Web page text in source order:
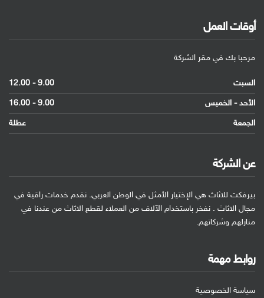
أوقات العمل
مرحبا بك في مقر الشركة
السبت
9.00 - 12.00
الأحد - الخميس
9.00 - 16.00
الجمعة
عطلة
عن الشركة
بيرفكت للاثاث هي الإختيار الأمثل في الوطن العربي. نقدم خدمات راقية في
مجال الاثاث . نفخر باستخدام الآلاف من العملاء لقطع الاثاث من عندنا في
منازلهم وشركاتهم.
روابط مهمة
سياسة الخصوصية